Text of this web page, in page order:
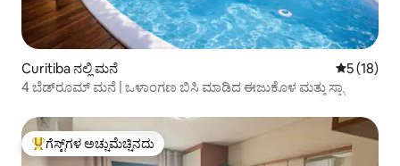
Curitiba ನಲ್ಲಿ ಮನೆ 5 ರಲ್ಲಿ 5
5 (18)
4 ಬೆಡ್‌ರೂಮ್ ಮನೆ | ಒಳಾಂಗಣ ಬಿಸಿ ಮಾಡಿದ ಈಜುಕೊಳ ಮತ್ತು ಸ್ಪಾ
ಗೆಸ್ಟ್‌ಗಳಿಗೆ ಅತಿ ಹೆಚ್ಚು ಅಚ್ಚುಮೆಚ್ಚಿನದು
ಗೆಸ್ಟ್‌ಗಳ ಅಚ್ಚುಮೆಚ್ಚಿನದು